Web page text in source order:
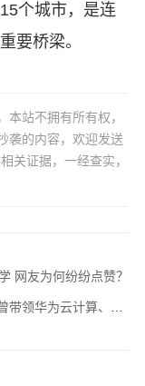
个城市，是连
要桥梁。
本站不拥有所有权，
袭的内容，欢迎发送
关证据，一经查实，
网友为何纷纷点赞？
云计算、软件业务！